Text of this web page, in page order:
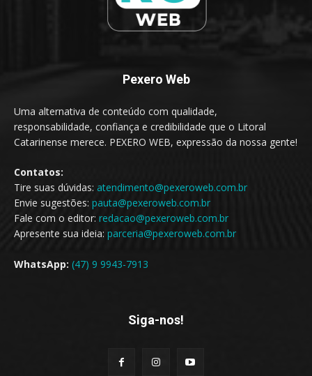
Pexero Web
Uma alternativa de conteúdo com qualidade,
responsabilidade, confiança e credibilidade que o Litoral
Catarinense merece. PEXERO WEB, expressão da nossa gente!
Contatos:
Tire suas dúvidas: atendimento@pexeroweb.com.br
Envie sugestões: pauta@pexeroweb.com.br
Fale com o editor: redacao@pexeroweb.com.br
Apresente sua ideia: parceria@pexeroweb.com.br
WhatsApp: (47) 9 9943-7913
Siga-nos!